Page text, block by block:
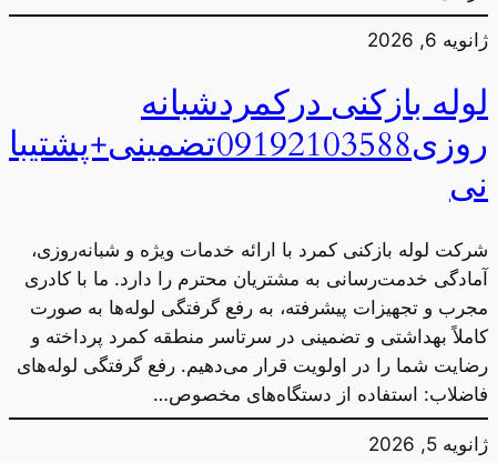
ژانویه 6, 2026
لوله بازکنی درکمردشبانه
روزی09192103588تضمینی+پشتیبا
نی
شرکت لوله بازکنی کمرد با ارائه خدمات ویژه و شبانه‌روزی،
آمادگی خدمت‌رسانی به مشتریان محترم را دارد. ما با کادری
مجرب و تجهیزات پیشرفته، به رفع گرفتگی لوله‌ها به صورت
کاملاً بهداشتی و تضمینی در سرتاسر منطقه کمرد پرداخته و
رضایت شما را در اولویت قرار می‌دهیم. رفع گرفتگی لوله‌های
فاضلاب: استفاده از دستگاه‌های مخصوص…
ژانویه 5, 2026